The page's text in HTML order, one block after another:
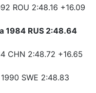
ROU 2:48.16 +16.09
1984 RUS 2:48.64
CHN 2:48.72 +16.65
SWE 2:48.83